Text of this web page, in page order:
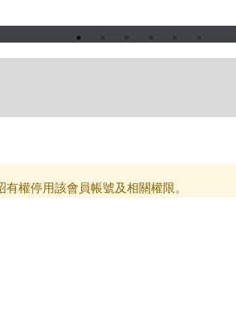
權停用該會員帳號及相關權限。